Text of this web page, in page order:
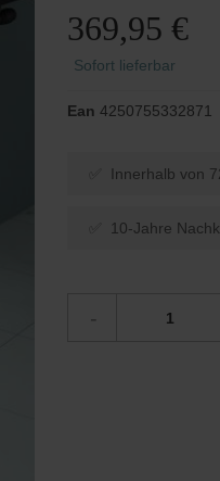
Duschen in U-Form
Funktion
Ablaufgarnituren /
Einbauwaschbecken
Unterputz-Armaturen
Waschbeckenstöpsel
369,95 €
Sofort lieferbar
Ean 4250755332871
✅ Innerhalb von
✅ 10-Jahre
-